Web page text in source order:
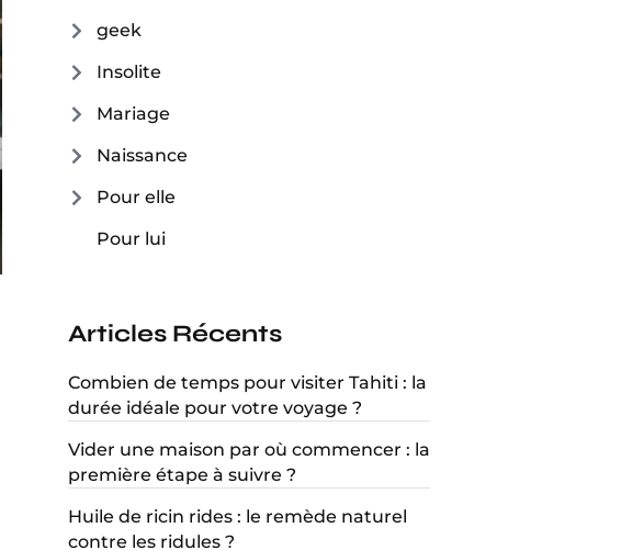
geek
Insolite
Mariage
Naissance
Pour elle
Pour lui
Articles Récents
Combien de temps pour visiter Tahiti : la
durée idéale pour votre voyage ?
Vider une maison par où commencer : la
première étape à suivre ?
Huile de ricin rides : le remède naturel
contre les ridules ?